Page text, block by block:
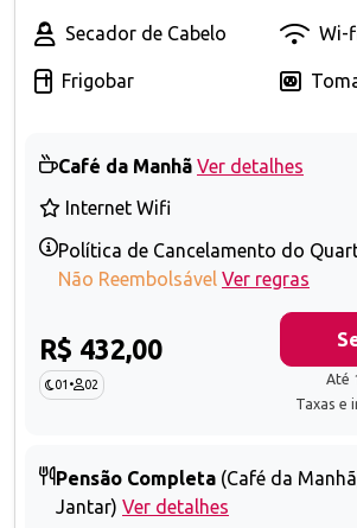
Secador de Cabelo Wi-
Frigobar
Café da Manhã Ver detalhes
Internet Wifi
Política de Cancelamento do
Não Reembolsável Ver regras
R$ 432,00
01 • 02
Até
Taxas e
Pensão Completa (Café da
Jantar) Ver detalhes